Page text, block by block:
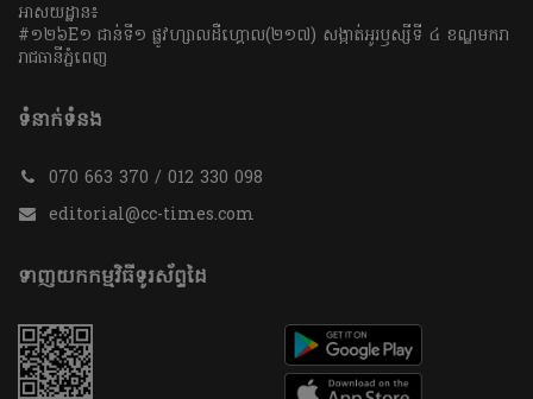
អាសយដ្ឋាន៖
#១២៦E១ ជាន់ទី១ ផ្លូវហ្សាលដឺហ្គោល(២១៧) សង្កាត់អូរឫស្សីទី ៤ ខណ្ឌមករា
រាជធានីភ្នំពេញ
ទំនាក់ទំនង
070 663 370 / 012 330 098
editorial@cc-times.com
ទាញយកកម្មវិធីទូរស័ព្ទដៃ